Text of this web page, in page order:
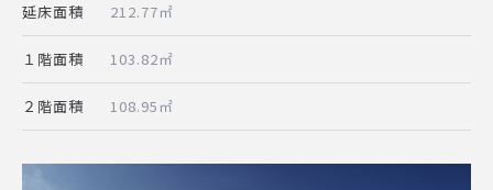
延床面積 212.77㎡
１階面積 103.82㎡
２階面積 108.95㎡